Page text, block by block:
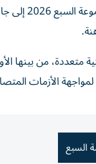
ويشارك
من بينها
الأزمات
السبع